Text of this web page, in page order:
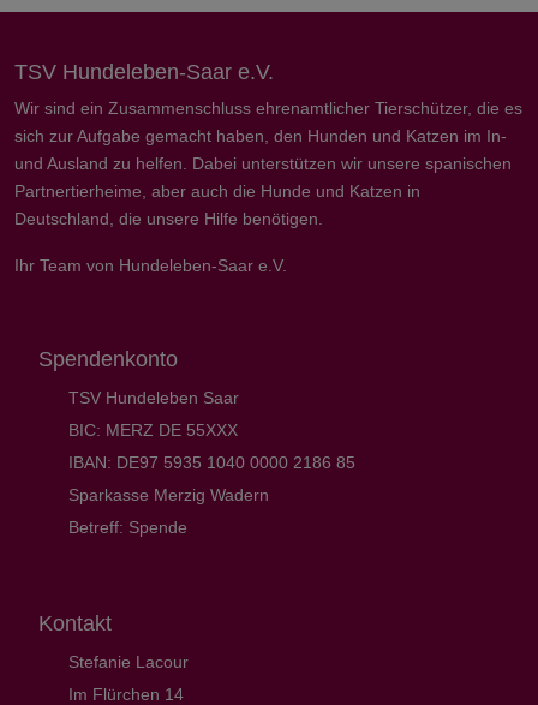
TSV Hundeleben-Saar e.V.
Wir sind ein Zusammenschluss ehrenamtlicher Tierschützer, die es
sich zur Aufgabe gemacht haben, den Hunden und Katzen im In-
und Ausland zu helfen. Dabei unterstützen wir unsere spanischen
Partnertierheime, aber auch die Hunde und Katzen in
Deutschland, die unsere Hilfe benötigen.
Ihr Team von Hundeleben-Saar e.V.
Spendenkonto
TSV Hundeleben Saar
BIC: MERZ DE 55XXX
IBAN: DE97 5935 1040 0000 2186 85
Sparkasse Merzig Wadern
Betreff: Spende
Kontakt
Stefanie Lacour
Im Flürchen 14